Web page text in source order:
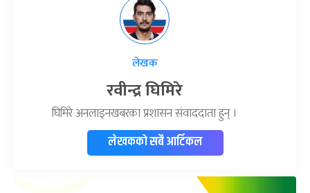
लेखक
रवीन्द्र घिमिरे
घिमिरे अनलाइनखबरका प्रशासन संवाददाता हुन् ।
लेखकको सबै आर्टिकल